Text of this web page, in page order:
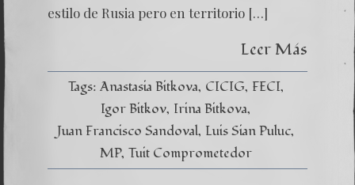
estilo de Rusia pero en territorio […]
Leer Más
Tags: Anastasia Bitkova CICIG FECI
Igor Bitkov Irina Bitkova
Juan Francisco Sandoval Luis Sian Puluc
MP Tuit Comprometedor